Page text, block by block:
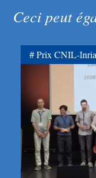
Ceci peut
Prix CNIL-Inria